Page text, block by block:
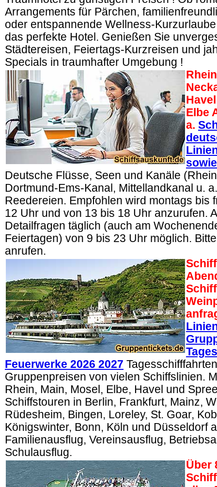
Arrangements für Pärchen,
oder entspannende Wellness-
das perfekte Hotel. Genießen Sie
Städtereisen, Feiertags-Kurzreisen und
Specials in traumhafter Umgebung !
Elbe
a.
Deutsche Flüsse, Seen und Kanäle
Dortmund-Ems-Kanal, Mittellandkanal u.
Reedereien. Empfohlen wird montags bis
12 Uhr und von 13 bis 18 Uhr anzurufen.
Detailfragen täglich (auch am
Feiertagen) von 9 bis 23 Uhr möglich.
anrufen.
Feuerwerke 2026 2027
Gruppenpreisen von vielen Schiffslinien.
Rhein, Main, Mosel, Elbe, Havel und
Schiffstouren in Berlin, Frankfurt, Mainz,
Rüdesheim, Bingen, Loreley, St. Goar,
Königswinter, Bonn, Köln und Düsseldorf
Familienausflug, Vereinsausflug,
Schulausflug.
Über